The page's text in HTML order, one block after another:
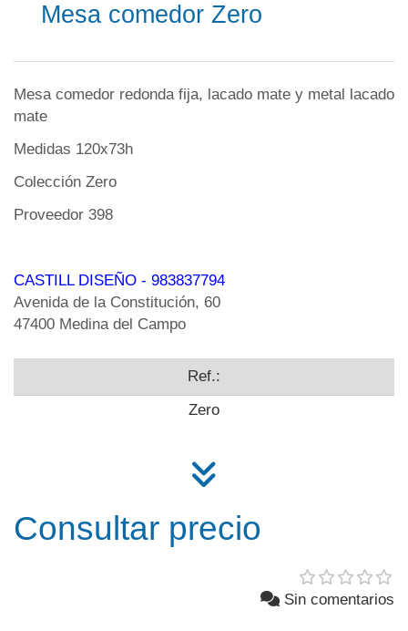
Mesa comedor Zero
Mesa comedor redonda fija, lacado mate y metal lacado
mate
Medidas 120x73h
Colección Zero
Proveedor 398
CASTILL DISEÑO - 983837794
Avenida de la Constitución, 60
47400 Medina del Campo
Ref.:
Zero
Consultar precio
Sin comentarios